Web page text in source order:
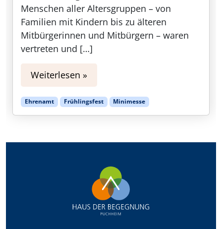
Menschen aller Altersgruppen – von
Familien mit Kindern bis zu älteren
Mitbürgerinnen und Mitbürgern – waren
vertreten und […]
Weiterlesen »
Ehrenamt Frühlingsfest Minimesse